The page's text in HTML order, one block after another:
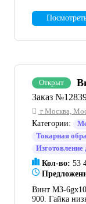
выдержать
быстро
Открыт
Заказ
г Москва,
Категории:
Токарная
Изготовление
Кол-во: 53
Винт М3-
900. Гайка